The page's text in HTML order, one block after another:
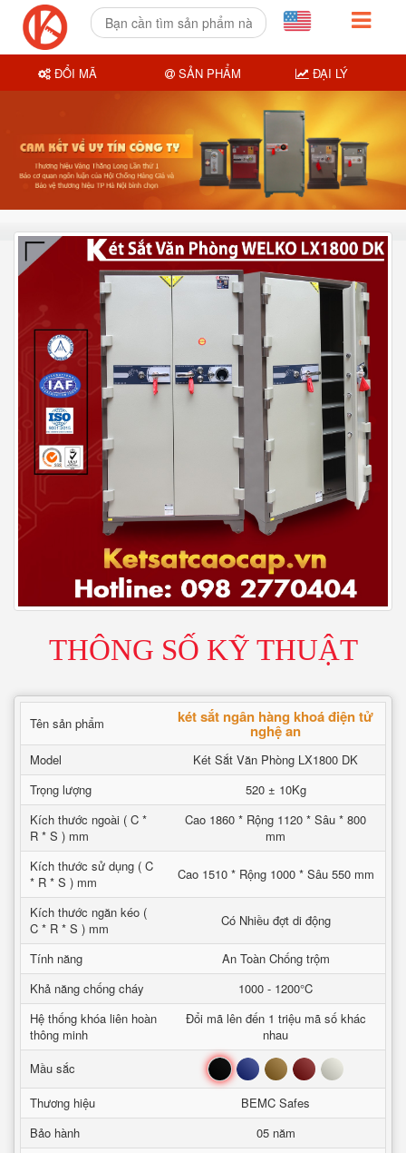
THÔNG SỐ KỸ THUẬT
Tên sản phẩm két sắt ngân hàng khoá điện tử
nghệ an
Model
Két Sắt Văn Phòng LX1800 DK
Trọng lượng
520 ± 10Kg
Kích thước ngoài ( C *
R * S ) mm
Cao 1860 * Rộng 1120 * Sâu * 800
mm
Kích thước sử dụng ( C
* R * S ) mm
Cao 1510 * Rộng 1000 * Sâu 550 mm
Kích thước ngăn kéo (
C * R * S ) mm
Có Nhiều đợt di động
Tính năng
An Toàn Chống trộm
Khả năng chống cháy
1000 - 1200°C
Hệ thống khóa liên hoàn
thông minh
Đổi mã lên đến 1 triệu mã số khác
nhau
Mầu sắc
Đen Xanh Nâu Đỏ Trắng
Thương hiệu
BEMC Safes
Bảo hành
05 năm
ĐỔI MÃ SẢN PHẨM ĐẠI LÝ